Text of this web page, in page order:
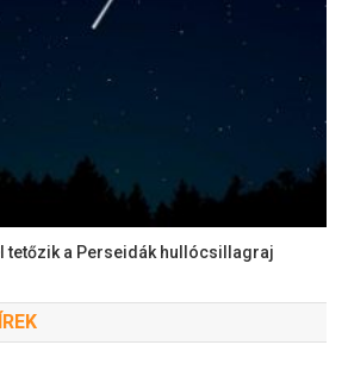
tetőzik a Perseidák hullócsillagraj